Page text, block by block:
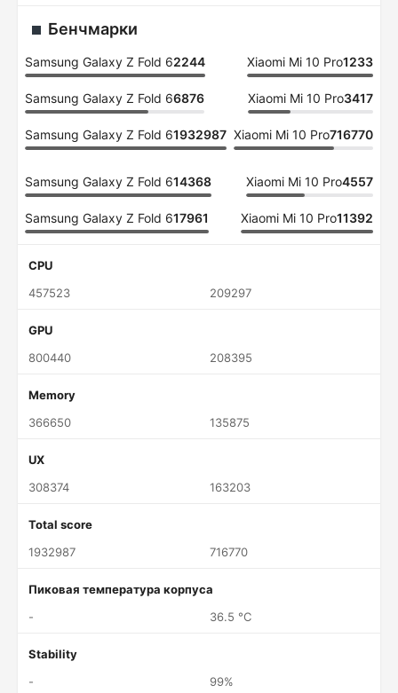
Бенчмарки
Samsung Galaxy Z Fold 62244 Xiaomi Mi 10 Pro1233
Samsung Galaxy Z Fold 66876 Xiaomi Mi 10 Pro3417
Samsung Galaxy Z Fold 61932987 Xiaomi Mi 10 Pro716770
Samsung Galaxy Z Fold 614368 Xiaomi Mi 10 Pro4557
Samsung Galaxy Z Fold 617961 Xiaomi Mi 10 Pro11392
CPU
457523
209297
GPU
800440
208395
Memory
366650
135875
UX
308374
163203
Total score
1932987
716770
Пиковая температура корпуса
-
36.5 °C
Stability
-
99%